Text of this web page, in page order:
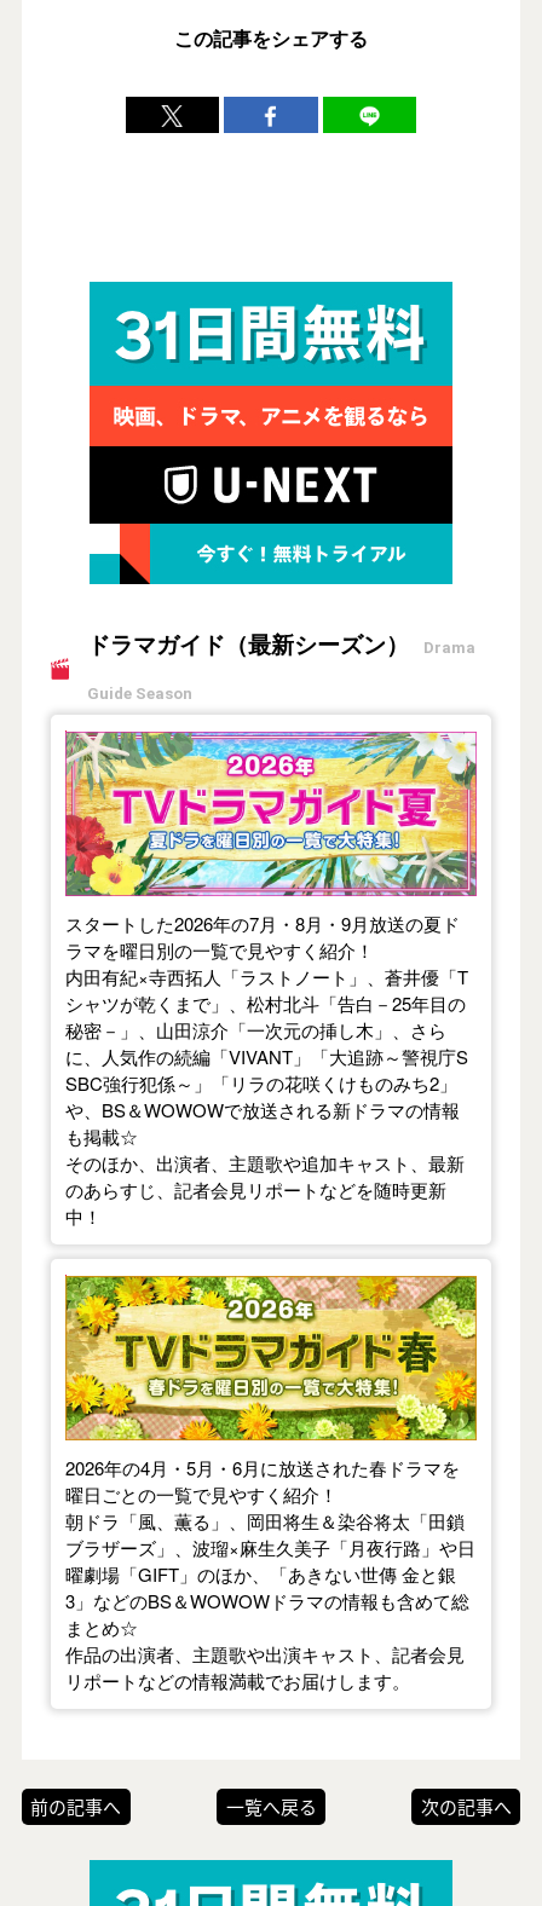
この記事をシェアする
ドラマガイド（最新シーズン） Drama
Guide Season
【2026年夏】TVドラマガイド
スタートした2026年の7月・8月・9月放送の夏ド
ラマを曜日別の一覧で見やすく紹介！
内田有紀×寺西拓人「ラストノート」、蒼井優「T
シャツが乾くまで」、松村北斗「告白－25年目の
秘密－」、山田涼介「一次元の挿し木」、さら
に、人気作の続編「VIVANT」「大追跡～警視庁S
SBC強行犯係～」「リラの花咲くけものみち2」
や、BS＆WOWOWで放送される新ドラマの情報
も掲載☆
そのほか、出演者、主題歌や追加キャスト、最新
のあらすじ、記者会見リポートなどを随時更新
中！
【2026年春】TVドラマガイド
2026年の4月・5月・6月に放送された春ドラマを
曜日ごとの一覧で見やすく紹介！
朝ドラ「風、薫る」、岡田将生＆染谷将太「田鎖
ブラザーズ」、波瑠×麻生久美子「月夜行路」や日
曜劇場「GIFT」のほか、「あきない世傳 金と銀
3」などのBS＆WOWOWドラマの情報も含めて総
まとめ☆
作品の出演者、主題歌や出演キャスト、記者会見
リポートなどの情報満載でお届けします。
前の記事へ 一覧へ戻る 次の記事へ